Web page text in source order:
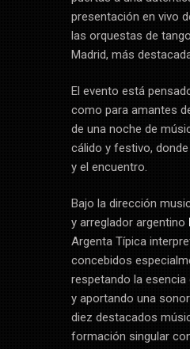
presentación en vivo
las orquestas de
Madrid, más
El evento está
como para amantes
de una noche de
cálido y festivo,
y el encuentro.
Bajo la dirección
y arreglador argentino
Argenta Típica
concebidos
respetando la esencia
y aportando una
diez destacados
formación singular